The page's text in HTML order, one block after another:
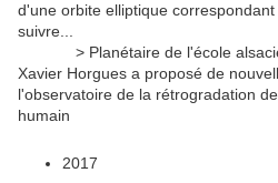
d'une orbite elliptique
suivre...
> Planétaire de l'école
Xavier Horgues a proposé de
l'observatoire de la rétrogradation
humain
2017